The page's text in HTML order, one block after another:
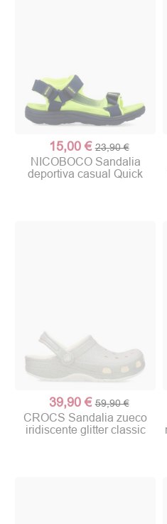
15,00 € 23,90 €
NICOBOCO Sandalia
deportiva casual Quick
39,90 € 59,90 €
CROCS Sandalia zueco
iridiscente glitter classic